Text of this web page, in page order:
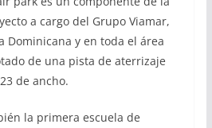
a cargo del Grupo Viamar,
Dominicana y en toda el área
de una pista de aterrizaje
de ancho.
la primera escuela de